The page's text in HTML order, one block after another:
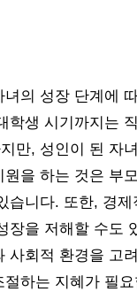
의 성장 단계에
학생 시기까지는
만, 성인이 된 자
원을 하는 것은 부
습니다. 또한, 경
장을 저해할 수도
사회적 환경을 고
하는 지혜가 필